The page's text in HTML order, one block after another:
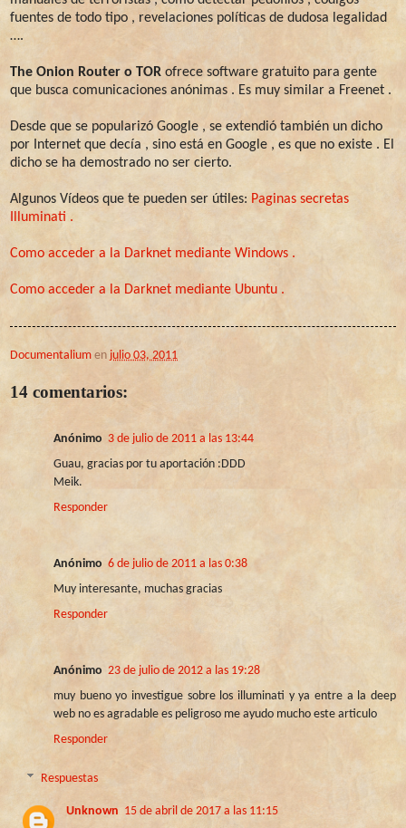
fuentes de todo tipo , revelaciones políticas de dudosa legalidad
….
The Onion Router o TOR ofrece software gratuito para gente
que busca comunicaciones anónimas . Es muy similar a Freenet .
Desde que se popularizó Google , se extendió también un dicho
por Internet que decía , sino está en Google , es que no existe . El
dicho se ha demostrado no ser cierto.
Algunos Vídeos que te pueden ser útiles: Paginas secretas
Illuminati .
Como acceder a la Darknet mediante Windows .
Como acceder a la Darknet mediante Ubuntu .
Documentalium en julio 03, 2011
14 comentarios:
Anónimo 3 de julio de 2011 a las 13:44
Guau, gracias por tu aportación :DDD
Meik.
Responder
Anónimo 6 de julio de 2011 a las 0:38
Muy interesante, muchas gracias
Responder
Anónimo 23 de julio de 2012 a las 19:28
muy bueno yo investigue sobre los illuminati y ya entre a la deep
web no es agradable es peligroso me ayudo mucho este articulo
Responder
Respuestas
Unknown 15 de abril de 2017 a las 11:15